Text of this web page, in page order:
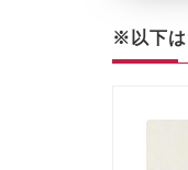
※以下は